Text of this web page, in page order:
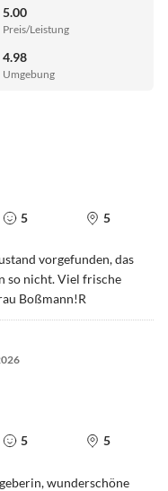
5.00
Preis/Leistung
4.98
Umgebung
5 5
vorgefunden, das
so nicht. Viel frische
Boßmann!R
5 5
wunderschöne